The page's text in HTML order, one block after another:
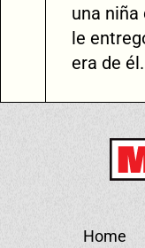
una niña
le
era de él.
Home